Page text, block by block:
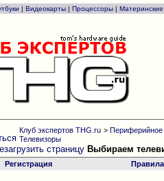
| Видеокарты | Процессоры |
Клуб экспертов THG.ru >Периферийное
Телевизоры
Выбираем
Регистрация